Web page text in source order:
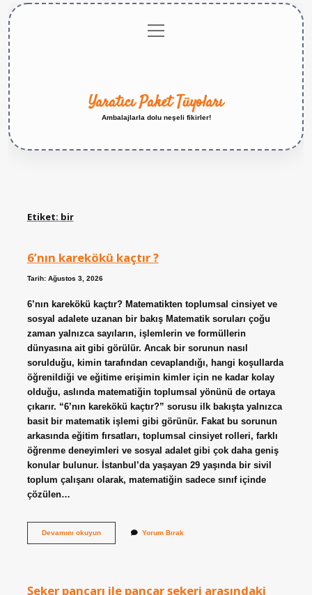
menüyü
aç
Yaratıcı Paket Tüyoları
Ambalajlarla dolu neşeli fikirler!
Etiket: bir
6’nın karekökü kaçtır ?
Tarih: Ağustos 3, 2026
6’nın karekökü kaçtır? Matematikten toplumsal cinsiyet ve
sosyal adalete uzanan bir bakış Matematik soruları çoğu
zaman yalnızca sayıların, işlemlerin ve formüllerin
dünyasına ait gibi görülür. Ancak bir sorunun nasıl
sorulduğu, kimin tarafından cevaplandığı, hangi koşullarda
öğrenildiği ve eğitime erişimin kimler için ne kadar kolay
olduğu, aslında matematiğin toplumsal yönünü de ortaya
çıkarır. “6’nın karekökü kaçtır?” sorusu ilk bakışta yalnızca
basit bir matematik işlemi gibi görünür. Fakat bu sorunun
arkasında eğitim fırsatları, toplumsal cinsiyet rolleri, farklı
öğrenme deneyimleri ve sosyal adalet gibi çok daha geniş
konular bulunur. İstanbul’da yaşayan 29 yaşında bir sivil
toplum çalışanı olarak, matematiğin sadece sınıf içinde
çözülen…
Devamını okuyun6’nın
Yorum Bırak
Şeker pancarı ile pancar şekeri arasındaki